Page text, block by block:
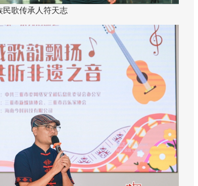
民歌传承人符天志